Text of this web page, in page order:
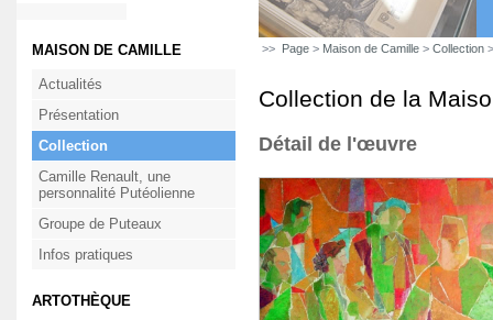
MAISON DE CAMILLE
Actualités
Présentation
Collection
Camille Renault, une
personnalité Putéolienne
Groupe de Puteaux
Infos pratiques
ARTOTHÈQUE
>> Page > Maison de Camille > Collection
Collection de la
Détail de l'œuvre